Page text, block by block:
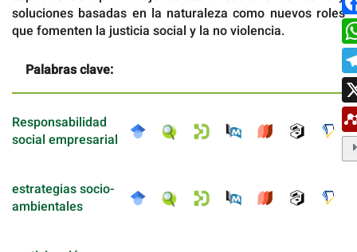
soluciones basadas en la naturaleza como nuevos roles
que fomenten la justicia social y la no violencia.
Palabras clave:
Responsabilidad
social empresarial
estrategias socio-
ambientales